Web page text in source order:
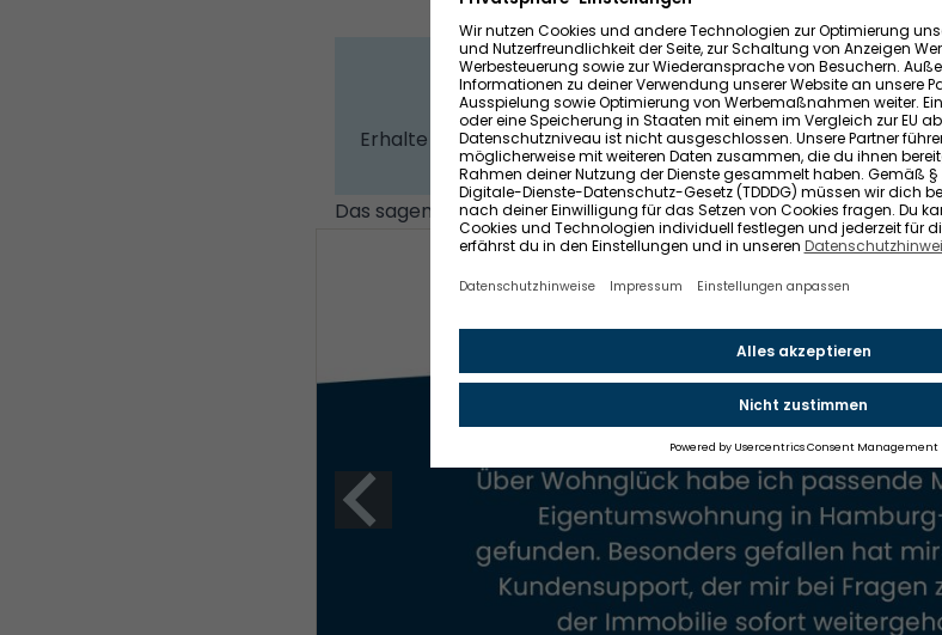
3.
Hochwertige Anfragen
Erhalte ausschließlich qualifizierte und seriöse Anfragen von
und/oder Premium-
Das sagen unsere zufriedenen Nutzer:innen: